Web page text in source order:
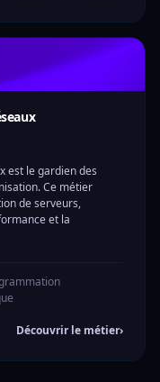
est le gardien des
Ce métier
de serveurs,
et la
Découvrir le métier›